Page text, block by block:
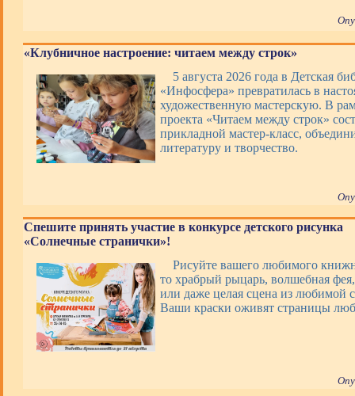
«Клубничное настроение: читаем между строк»
5 августа 2026 года в Детская
«Инфосфера» превратилась в
художественную мастерскую. В
проекта «Читаем между строк»
прикладной мастер-класс,
литературу и творчество.
Спешите принять участие в конкурсе детского рисунка
«Солнечные странички»!
Рисуйте вашего любимого
то храбрый рыцарь, волшебная
или даже целая сцена из любимой
Ваши краски оживят страницы